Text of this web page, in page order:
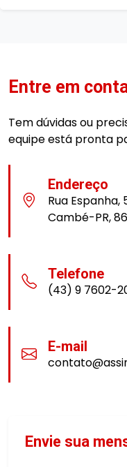
Entre em
Tem dúvidas ou
equipe está pronta
Endereço
Rua
Cambé-PR,
Telefone
(43) 9 7602-
E-mail
Envie sua